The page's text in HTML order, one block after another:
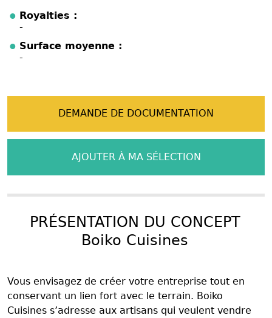
Royalties :
-
Surface moyenne :
-
DEMANDE DE DOCUMENTATION
AJOUTER À MA SÉLECTION
PRÉSENTATION DU CONCEPT
Boiko Cuisines
Vous envisagez de créer votre entreprise tout en
conservant un lien fort avec le terrain. Boiko
Cuisines s’adresse aux artisans qui veulent vendre